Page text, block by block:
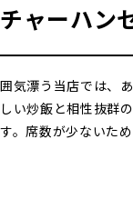
ャーハン
気漂う当店では、
い炒飯と相性抜群
。席数が少ないた